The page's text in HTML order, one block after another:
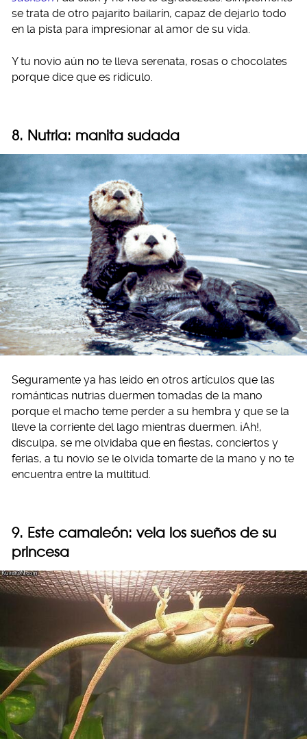
se trata de otro pajarito bailarín, capaz de dejarlo todo
en la pista para impresionar al amor de su vida.
Y tu novio aún no te lleva serenata, rosas o chocolates
porque dice que es ridículo.
8. Nutria: manita sudada
Seguramente ya has leído en otros artículos que las
románticas nutrias duermen tomadas de la mano
porque el macho teme perder a su hembra y que se la
lleve la corriente del lago mientras duermen. ¡Ah!,
disculpa, se me olvidaba que en fiestas, conciertos y
ferias, a tu novio se le olvida tomarte de la mano y no te
encuentra entre la multitud.
9. Este camaleón: vela los sueños de su
princesa